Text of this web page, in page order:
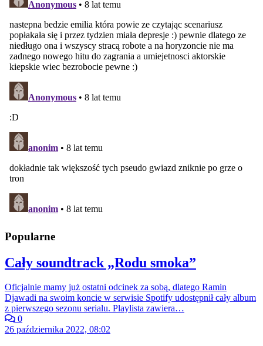
Popularne
Cały soundtrack „Rodu smoka”
Oficjalnie mamy już ostatni odcinek za sobą, dlatego Ramin
Djawadi na swoim koncie w serwisie Spotify udostępnił cały album
z pierwszego sezonu serialu. Playlista zawiera…
0
26 października 2022, 08:02